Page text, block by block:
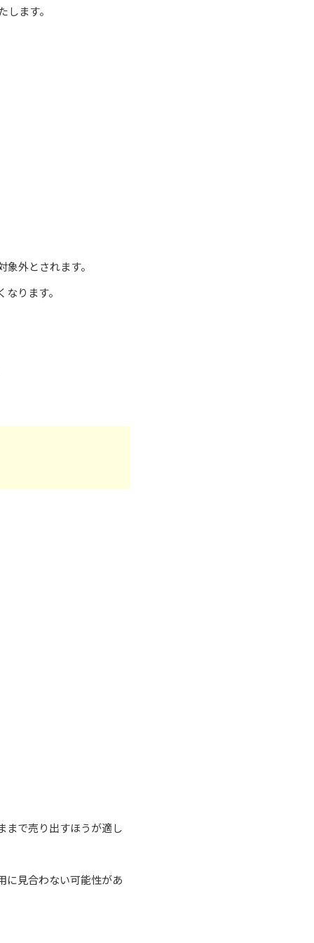
ます。
外とされます。
ります。
まで売り出すほうが適し
に見合わない可能性があ